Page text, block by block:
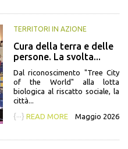
TERRITORI IN AZIONE
Cura della terra e delle
persone. La svolta...
Dal riconoscimento "Tree City
of the World" alla lotta
biologica al riscatto sociale, la
città...
{···} READ MORE Maggio 2026